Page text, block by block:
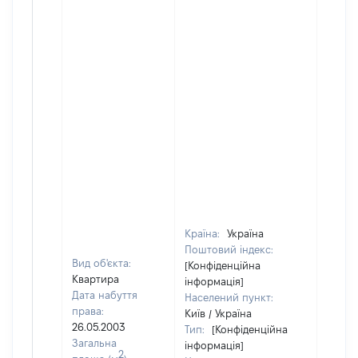
Вид об'єкта:
Квартира
Дата набуття
права:
26.05.2003
Загальна
2
Країна:
Україна
Поштовий індекс:
[Конфіденційна
інформація]
Населений пункт:
Київ / Україна
Тип:
[Конфіденційна
інформація]